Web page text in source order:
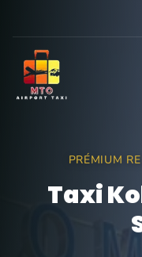
PRÉMIUM
Taxi